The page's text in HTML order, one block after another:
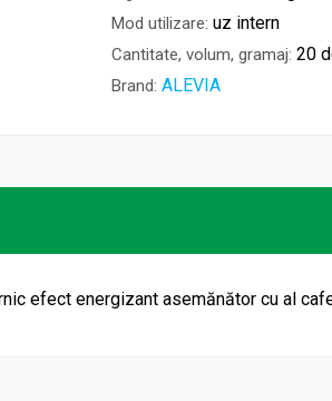
Mod utilizare: uz intern
Cantitate, volum, gramaj: 20
Brand: ALEVIA
efect energizant asemănător cu al